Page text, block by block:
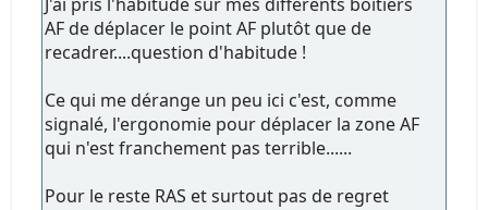
AF de déplacer le point AF plutôt que de
recadrer....question d'habitude !
Ce qui me dérange un peu ici c'est, comme
signalé, l'ergonomie pour déplacer la zone AF
qui n'est franchement pas terrible......
Pour le reste RAS et surtout pas de regret